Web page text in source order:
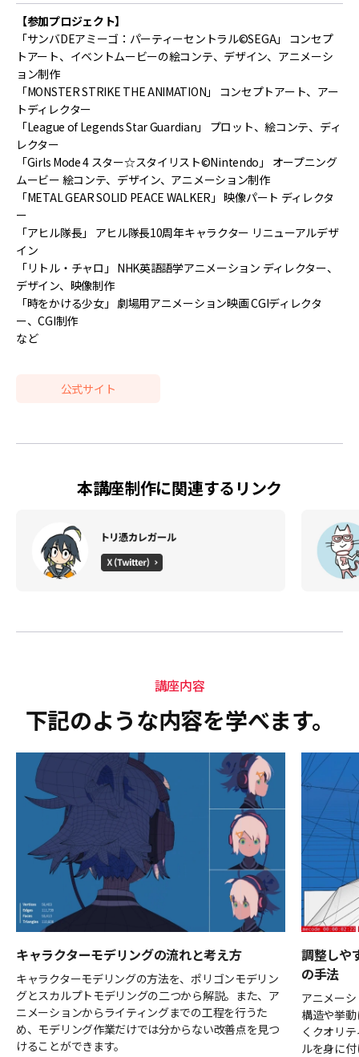
【参加プロジェクト】
「サンバDEアミーゴ：パーティーセントラル©SEGA」 コンセプ
トアート、イベントムービーの絵コンテ、デザイン、アニメーシ
ョン制作
「MONSTER STRIKE THE ANIMATION」 コンセプトアート、アー
トディレクター
「League of Legends Star Guardian」 プロット、絵コンテ、ディ
レクター
「Girls Mode 4 スター☆スタイリスト©Nintendo」 オープニング
ムービー 絵コンテ、デザイン、アニメーション制作
「METAL GEAR SOLID PEACE WALKER」 映像パート ディレクタ
ー
「アヒル隊長」 アヒル隊長10周年キャラクター リニューアルデザ
イン
「リトル・チャロ」 NHK英語語学アニメーション ディレクター、
デザイン、映像制作
「時をかける少女」 劇場用アニメーション映画 CGIディレクタ
ー、CGI制作
など
公式サイト
本講座制作に関連するリンク
講座内容
下記のような内容を学べます。
キャラクターモデリングの流れと考え方
キャラクターモデリングの方法を、ポリゴンモデリン
グとスカルプトモデリングの二つから解説。また、ア
ニメーションからライティングまでの工程を行うた
め、モデリング作業だけでは分からない改善点を見つ
けることができます。
調整しや
の手法
アニメー
構造や挙
くクオリ
ルを身に